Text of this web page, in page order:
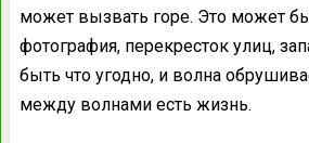
может вызвать горе. Это может
фотография, перекресток улиц,
быть что угодно, и волна
между волнами есть жизнь.